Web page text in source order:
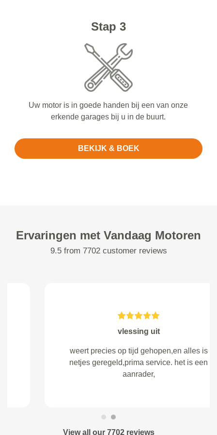
Stap 3
Uw motor is in goede handen bij een van onze
erkende garages bij u in de buurt.
BEKIJK & BOEK
Ervaringen met Vandaag Motoren
9.5 from 7702 customer reviews
vlessing uit
weert precies op tijd gehopen,en alles is
netjes geregeld,prima service. het is een
aanrader,
View all our 7702 reviews